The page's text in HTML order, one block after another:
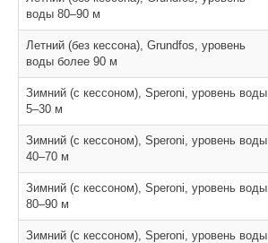
воды 80–90 м
Летний (без кессона), Grundfos, уровень
воды более 90 м
Зимний (с кессоном), Speroni, уровень воды
5–30 м
Зимний (с кессоном), Speroni, уровень воды
40–70 м
Зимний (с кессоном), Speroni, уровень воды
80–90 м
Зимний (с кессоном), Speroni, уровень воды